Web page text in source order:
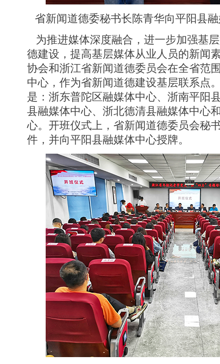
省新闻道德委秘书长陈青华向平阳县
为推进媒体深度融合，进一步加强基
德建设，提高基层媒体从业人员的新闻
协会和浙江省新闻道德委员会在全省范
中心，作为省新闻道德建设基层联系点
是：浙东普陀区融媒体中心、浙南平阳
县融媒体中心、浙北德清县融媒体中心
心。开班仪式上，省新闻道德委员会秘
件，并向平阳县融媒体中心授牌。